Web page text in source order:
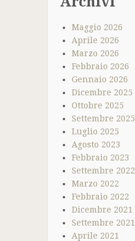
Maggio 2026
Aprile 2026
Marzo 2026
Febbraio 2026
Gennaio 2026
Dicembre 2025
Ottobre 2025
Settembre 2025
Luglio 2025
Agosto 2023
Febbraio 2023
Settembre 2022
Marzo 2022
Febbraio 2022
Dicembre 2021
Settembre 2021
Aprile 2021